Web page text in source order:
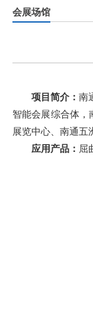
会展场馆
项目简介：南
智能会展综合体，
展览中心、南通五
应用产品： 屈